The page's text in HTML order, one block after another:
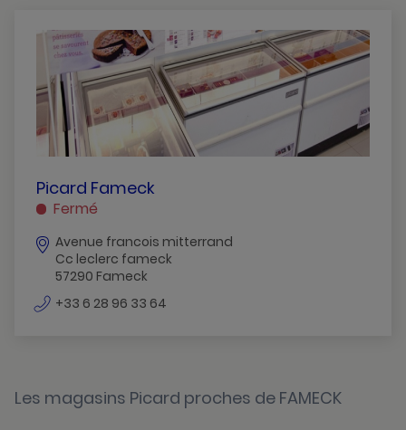
Fameck
Hauconcourt
Marly
Metz
Sarreguemines
Thionville
PICARD
FAMECK
Picard Fameck
Fermé
Avenue francois mitterrand
Cc leclerc fameck
57290 Fameck
+33 6 28 96 33 64
Les magasins Picard proches de FAMECK